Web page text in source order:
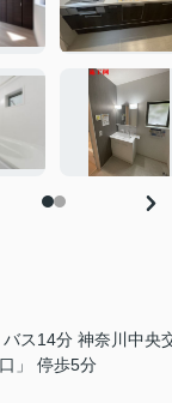
バス14分 神奈川中央
」 停歩5分